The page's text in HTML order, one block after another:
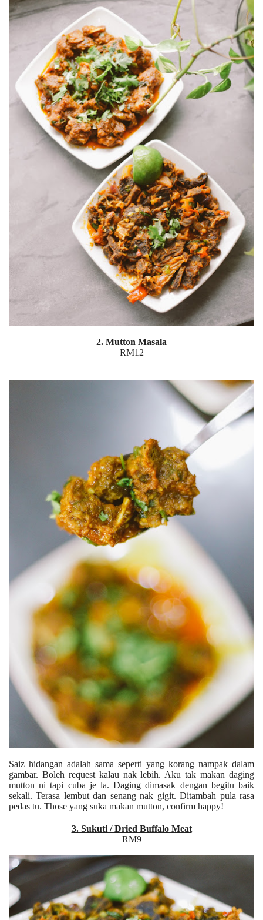
2. Mutton Masala
RM12
Saiz hidangan adalah sama seperti yang korang nampak dalam
gambar. Boleh request kalau nak lebih. Aku tak makan daging
mutton ni tapi cuba je la. Daging dimasak dengan begitu baik
sekali. Terasa lembut dan senang nak gigit. Ditambah pula rasa
pedas tu. Those yang suka makan mutton, confirm happy!
3. Sukuti / Dried Buffalo Meat
RM9